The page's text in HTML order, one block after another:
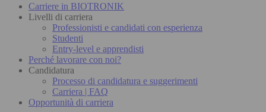
Carriere in BIOTRONIK
Livelli di carriera
Professionisti e candidati con esperienza
Studenti
Entry-level e apprendisti
Perché lavorare con noi?
Candidatura
Processo di candidatura e suggerimenti
Carriera | FAQ
Opportunità di carriera